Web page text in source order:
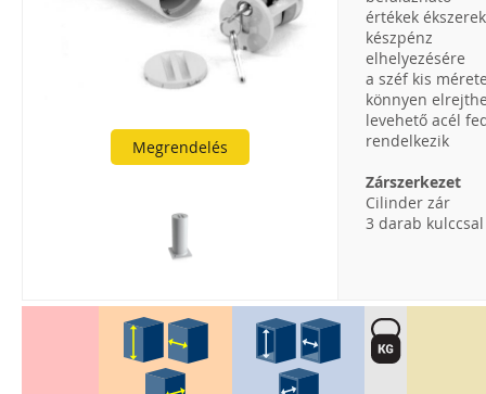
Megrendelés
értékek
készpénz
elhelyezésére
a széf kis
könnyen
levehető acél
rendelkezik
Zárszerkezet
Cilinder zár
3 darab kulccsal